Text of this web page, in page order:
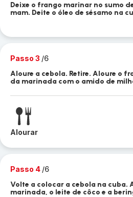
Deixe o frango marinar no sumo
mam. Deite o óleo de sésamo na
Passo 3 /6
Aloure a cebola. Retire. Aloure o
da marinada com o amido de
Alourar
Passo 4 /6
Volte a colocar a cebola na cuba.
marinada, o leite de côco e a